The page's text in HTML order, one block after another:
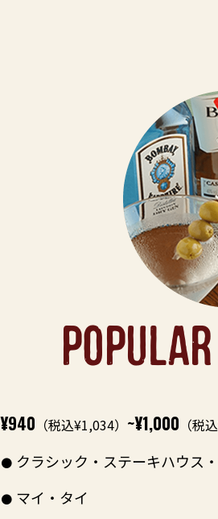
¥940 （税込¥1,034） ~¥1,000 （税
クラシック・ステーキハウス
マイ・タイ